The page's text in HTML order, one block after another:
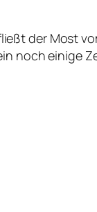
der Most
noch einige